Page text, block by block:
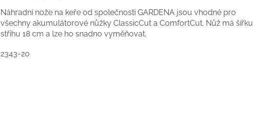
Náhradní nože na keře od společnosti GARDENA jsou vhodné pro
všechny akumulátorové nůžky ClassicCut a ComfortCut. Nůž má šířku
střihu 18 cm a lze ho snadno vyměňovat.
2343-20